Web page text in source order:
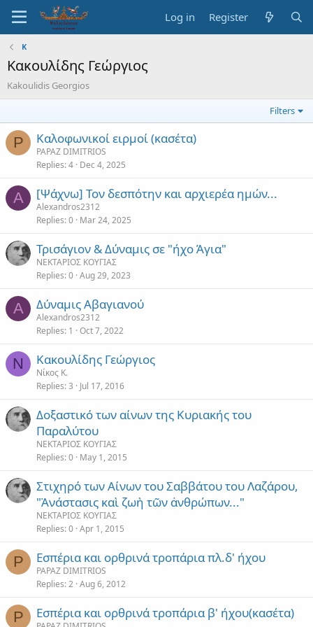
Log in Register
Κ
Κακουλίδης Γεώργιος
Kakoulidis Georgios
Filters
P Καλοφωνικοί ειρμοί (κασέτα)
PAPAZ DIMITRIOS
Replies 4 Dec 4, 2025
A [Ψάχνω] Τον δεσπότην και αρχιερέα ημών...
Alexandros2312
Replies 0 Mar 24, 2025
Τρισάγιον & Δύναμις σε "ήχο Άγια"
ΝΕΚΤΑΡΙΟΣ ΚΟΥΓΙΑΣ
Replies 0 Aug 29, 2023
A Δύναμις Αβαγιανού
Alexandros2312
Replies 1 Oct 7, 2022
Ν Κακουλίδης Γεώργιος
Νίκος Κ.
Replies 3 Jul 17, 2016
Δοξαστικό των αίνων της Κυριακής του
Παραλύτου
ΝΕΚΤΑΡΙΟΣ ΚΟΥΓΙΑΣ
Replies 0 May 1, 2015
Στιχηρό των Αίνων του Σαββάτου του Λαζάρου,
"Ἀνάστασις καὶ ζωὴ τῶν ἀνθρώπων..."
ΝΕΚΤΑΡΙΟΣ ΚΟΥΓΙΑΣ
Replies 0 Apr 1, 2015
P Εσπέρια και ορθρινά τροπάρια πλ.δ' ήχου
PAPAZ DIMITRIOS
Replies 2 Aug 6, 2012
P Εσπέρια και ορθρινά τροπάρια β' ήχου(κασέτα)